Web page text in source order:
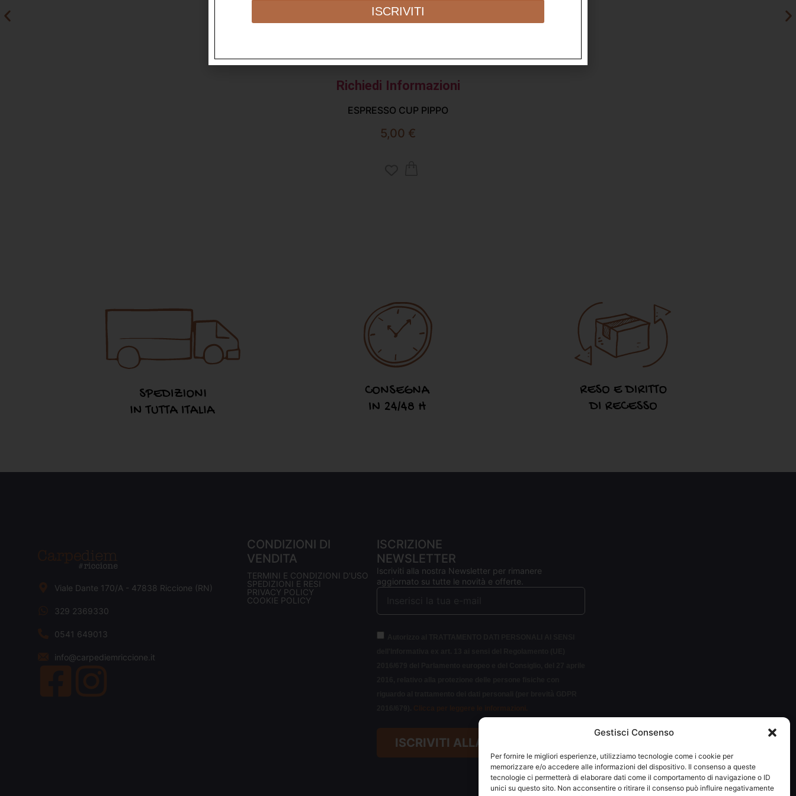
Gestisci Consenso
Per fornire le migliori esperienze, utilizziamo tecnologie come i cookie per
memorizzare e/o accedere alle informazioni del dispositivo. Il consenso a queste
tecnologie ci permetterà di elaborare dati come il comportamento di navigazione o ID
unici su questo sito. Non acconsentire o ritirare il consenso può influire negativamente
Richiedi Informazioni
ESPRESSO CUP PIPPO
5,00 €
Viale Dante 170/A - 47838 Riccione (RN)
329 2369330
0541 649013
info@carpediemriccione.it
CONDIZIONI DI
VENDITA
TERMINI E CONDIZIONI D'USO
SPEDIZIONI E RESI
PRIVACY POLICY
COOKIE POLICY
ISCRIZIONE
NEWSLETTER
Iscriviti alla nostra Newsletter per rimanere
aggiornato su tutte le novità e offerte.
ISCRIVITI ALLA NEWSLETTER
ISCRIVITI